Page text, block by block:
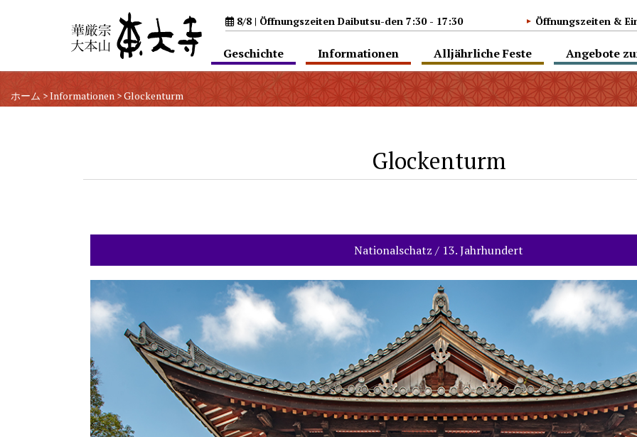
8/8 | Öffnungszeiten Daibutsu-den 7:30 - 17:30 Öffnungszeiten &
Geschichte Informationen Alljährliche Feste Angebote
ホーム >Informationen>Glockenturm
Glockenturm
Nationalschatz / 13. Jahrhundert